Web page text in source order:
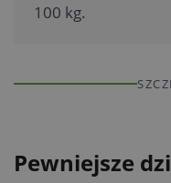
100 kg.
Pewniejsze